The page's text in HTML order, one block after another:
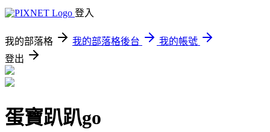
登入
我的部落格 我的部落格後台
我的帳號
登出
蛋寶趴趴go